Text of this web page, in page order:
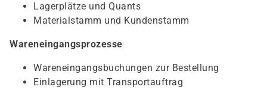
Lagerplätze und Quants
Materialstamm und Kundenstamm
Wareneingangsprozesse
Wareneingangsbuchungen zur Bestellung
Einlagerung mit Transportauftrag